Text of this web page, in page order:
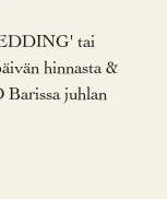
tai
hinnasta &
Barissa juhlan